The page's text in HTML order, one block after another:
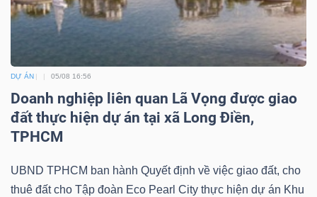
DỰ ÁN 05/08 16:56
Doanh nghiệp liên quan Lã Vọng được giao
đất thực hiện dự án tại xã Long Điền,
TPHCM
UBND TPHCM ban hành Quyết định về việc giao đất, cho
thuê đất cho Tập đoàn Eco Pearl City thực hiện dự án Khu